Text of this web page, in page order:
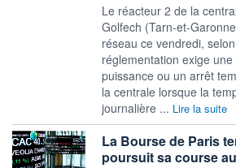
Le réacteur 2 de la
Golfech (Tarn-et-
réseau ce vendredi,
réglementation exige
puissance ou un arrêt
la centrale lorsque la
journalière ... Lire la suite
La Bourse de Paris
poursuit sa course